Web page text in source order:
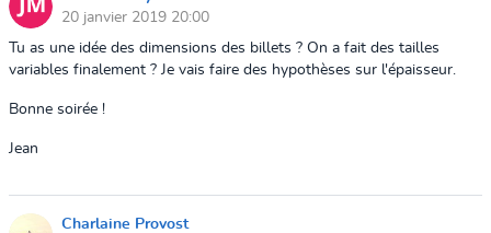
20 janvier 2019 20:00
Tu as une idée des dimensions des billets ? On a fait des tailles
variables finalement ? Je vais faire des hypothèses sur l'épaisseur.
Bonne soirée !
Jean
Charlaine Provost